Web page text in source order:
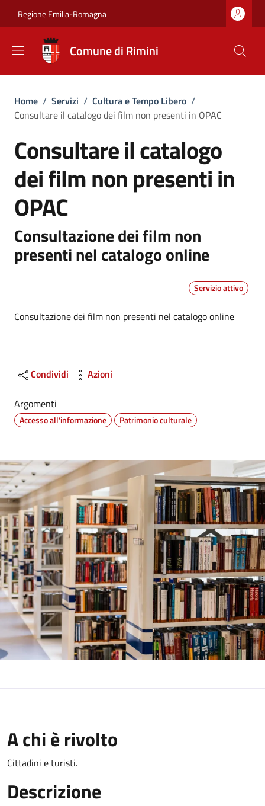
Regione Emilia-Romagna
Comune di Rimini
Briciole di pane
Home / Servizi / Cultura e Tempo Libero /
Consultare il catalogo dei film non presenti in OPAC
Consultare il catalogo
dei film non presenti in
OPAC
Consultazione dei film non
presenti nel catalogo online
Servizio attivo
Dettagli
Consultazione dei film non presenti nel catalogo online
Condividi Azioni
Argomenti
Accesso all'informazione Patrimonio culturale
Image
A chi è rivolto
Cittadini e turisti.
Descrizione